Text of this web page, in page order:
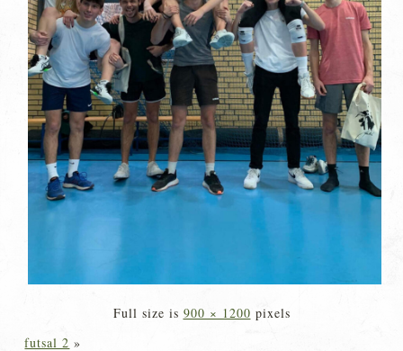
Full size is 900 × 1200 pixels
futsal 2 »